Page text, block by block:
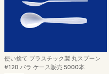
使い捨て プラスチック製 丸スプーン
#120 バラ ケース販売 5000本